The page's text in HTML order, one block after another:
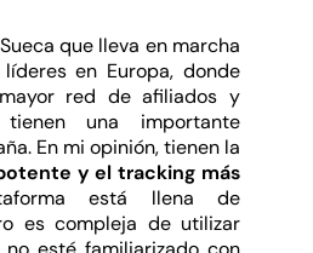
que lleva en marcha
en Europa, donde
red de afiliados y
una importante
En mi opinión, tienen la
y el tracking más
está llena de
es compleja de utilizar